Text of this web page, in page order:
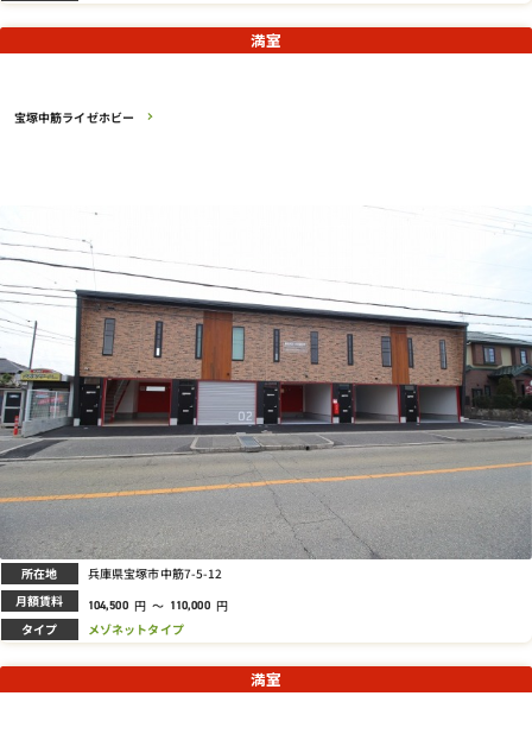
宝塚中筋ライゼホビー
満室
所在地 兵庫県宝塚市中筋7-5-12
月額賃料 104,500 円 ～ 110,000 円
タイプ メゾネットタイプ
満室